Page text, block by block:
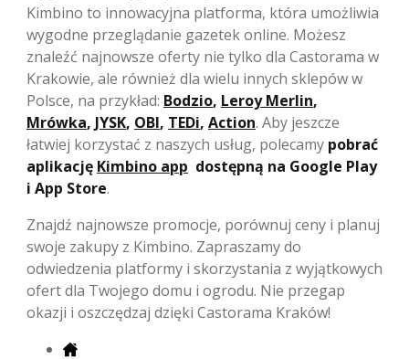
Kimbino to innowacyjna platforma, która umożliwia
wygodne przeglądanie gazetek online. Możesz
znaleźć najnowsze oferty nie tylko dla Castorama w
Krakowie, ale również dla wielu innych sklepów w
Polsce, na przykład: Bodzio, Leroy Merlin,
Mrówka, JYSK, OBI, TEDi, Action. Aby jeszcze
łatwiej korzystać z naszych usług, polecamy pobrać
aplikację Kimbino app dostępną na Google Play
i App Store.
Znajdź najnowsze promocje, porównuj ceny i planuj
swoje zakupy z Kimbino. Zapraszamy do
odwiedzenia platformy i skorzystania z wyjątkowych
ofert dla Twojego domu i ogrodu. Nie przegap
okazji i oszczędzaj dzięki Castorama Kraków!